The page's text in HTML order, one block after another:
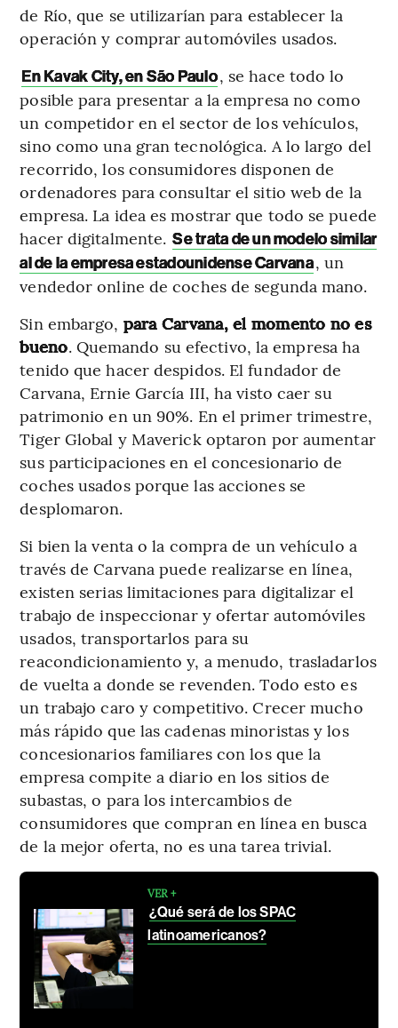
de Río, que se utilizarían para establecer la
operación y comprar automóviles usados.
En Kavak City, en São Paulo, se hace todo lo
posible para presentar a la empresa no como
un competidor en el sector de los vehículos,
sino como una gran tecnológica. A lo largo del
recorrido, los consumidores disponen de
ordenadores para consultar el sitio web de la
empresa. La idea es mostrar que todo se puede
hacer digitalmente. Se trata de un modelo similar
al de la empresa estadounidense Carvana, un
vendedor online de coches de segunda mano.
Sin embargo, para Carvana, el momento no es
bueno. Quemando su efectivo, la empresa ha
tenido que hacer despidos. El fundador de
Carvana, Ernie García III, ha visto caer su
patrimonio en un 90%. En el primer trimestre,
Tiger Global y Maverick optaron por aumentar
sus participaciones en el concesionario de
coches usados porque las acciones se
desplomaron.
Si bien la venta o la compra de un vehículo a
través de Carvana puede realizarse en línea,
existen serias limitaciones para digitalizar el
trabajo de inspeccionar y ofertar automóviles
usados, transportarlos para su
reacondicionamiento y, a menudo, trasladarlos
de vuelta a donde se revenden. Todo esto es
un trabajo caro y competitivo. Crecer mucho
más rápido que las cadenas minoristas y los
concesionarios familiares con los que la
empresa compite a diario en los sitios de
subastas, o para los intercambios de
consumidores que compran en línea en busca
de la mejor oferta, no es una tarea trivial.
VER +
¿Qué será de los SPAC
latinoamericanos?